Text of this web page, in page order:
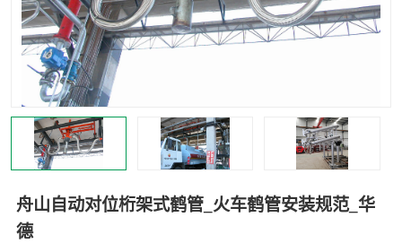
舟山自动对位桁架式鹤管_火车鹤管安装规范_华
德
紧急脱离干式接头 火车鹤管
汽车鹤管
底部鹤管
浮动出油装置 鹤管